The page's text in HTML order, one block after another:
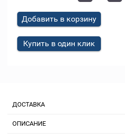
Добавить в корзину
Купить в один клик
ДОСТАВКА
ОПИСАНИЕ